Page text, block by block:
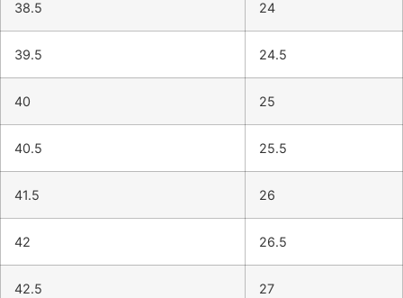
38.5 24
39.5 24.5
40 25
40.5 25.5
41.5 26
42 26.5
42.5 27